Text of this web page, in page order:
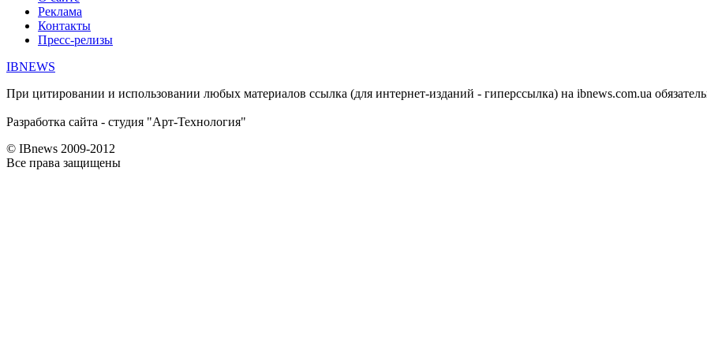
Реклама
Контакты
Пресс-релизы
IBNEWS
При цитировании и использовании любых материалов ссылка (для интернет-изданий - гиперссылка) на ibnews.com.ua
Разработка сайта - студия "Арт-Технология"
© IBnews 2009-2012
Все права защищены